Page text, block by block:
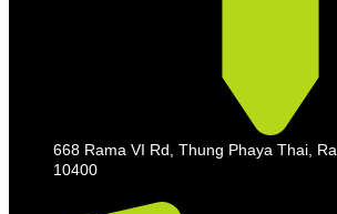
668 Rama VI Rd, Thung Phaya Thai,
10400